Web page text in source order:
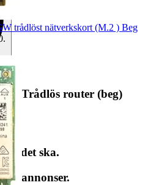
Trådlös router (beg)
det ska.
annonser.
trådlöst nätverkskort (M.2 ) Beg
.